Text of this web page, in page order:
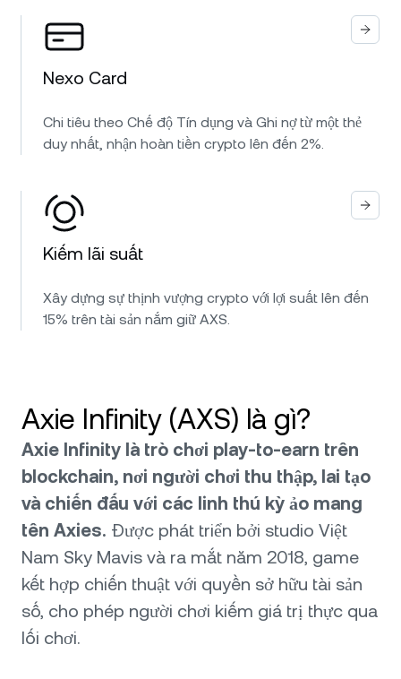
Nexo Card
Chi tiêu theo Chế độ Tín dụng và Ghi nợ từ một thẻ
duy nhất, nhận hoàn tiền crypto lên đến 2%.
Kiếm lãi suất
Xây dựng sự thịnh vượng crypto với lợi suất lên đến
15% trên tài sản nắm giữ AXS.
Axie Infinity (AXS) là gì?
Axie Infinity là trò chơi play-to-earn trên
blockchain, nơi người chơi thu thập, lai tạo
và chiến đấu với các linh thú kỳ ảo mang
tên Axies. Được phát triển bởi studio Việt
Nam Sky Mavis và ra mắt năm 2018, game
kết hợp chiến thuật với quyền sở hữu tài sản
số, cho phép người chơi kiếm giá trị thực qua
lối chơi.